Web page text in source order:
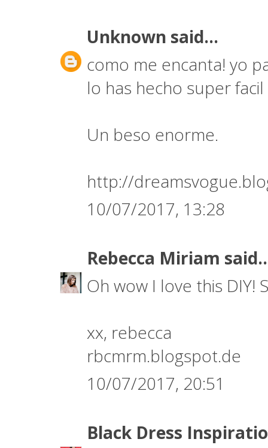
Unknown said...
como me encanta! yo
lo has hecho super
Un beso enorme.
http://
10/07/2017, 13:28
Rebecca Miriam
Oh wow I love this DIY!
xx, rebecca
rbcmrm.blogspot.de
10/07/2017, 20:51
Black Dress